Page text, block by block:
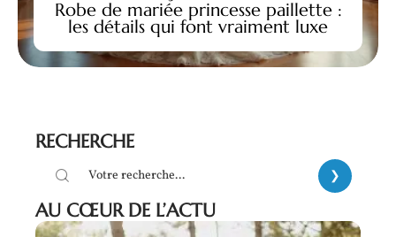
Robe de mariée princesse paillette :
les détails qui font vraiment luxe
RECHERCHE
AU CŒUR DE L’ACTU